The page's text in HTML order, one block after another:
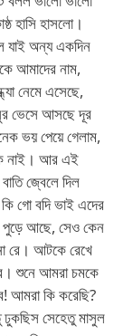
হাসি হাসলো।
যাই অন্য একদিন
আমাদের নাম,
নেমে এসেছে,
ভেসে আসছে দূর
ভয় পেয়ে গেলাম,
নাই। আর এই
জ্বেলে দিল
গো বদি ভাই এদের
পুড়ে আছে, সেও কেন
রে। আটকে রেখে
শুনে আমরা চমকে
আমরা কি করেছি?
ঢুকছিস সেহেতু মাসুল